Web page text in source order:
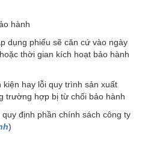
hành
dụng phiếu sẽ căn cứ vào ngày
thời gian kích hoạt bảo hành
hay lỗi quy trình sản xuất
trường hợp bị từ chối bảo hành
định phần chính sách công ty
)